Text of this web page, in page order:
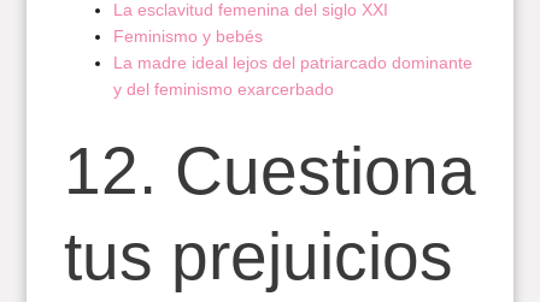
La esclavitud femenina del siglo XXI
Feminismo y bebés
La madre ideal lejos del patriarcado dominante
y del feminismo exarcerbado
12. Cuestiona
tus prejuicios